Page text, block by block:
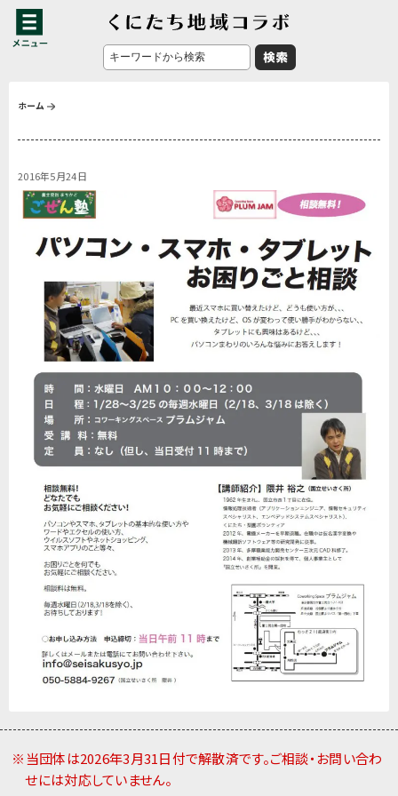
ホーム
2016年5月24日
※当団体は2026年3月31日付で解散済です。ご相談・お問い合わ
せには対応していません。